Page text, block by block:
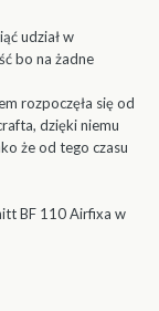
udział w
bo na żadne
rozpoczęła się od
dzięki niemu
że od tego czasu
BF 110 Airfixa w